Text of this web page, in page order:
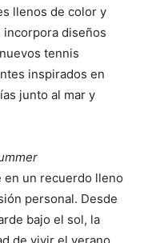
llenos de color y
incorpora diseños
tennis
inspirados en
junto al mar y
en un recuerdo lleno
personal. Desde
bajo el sol, la